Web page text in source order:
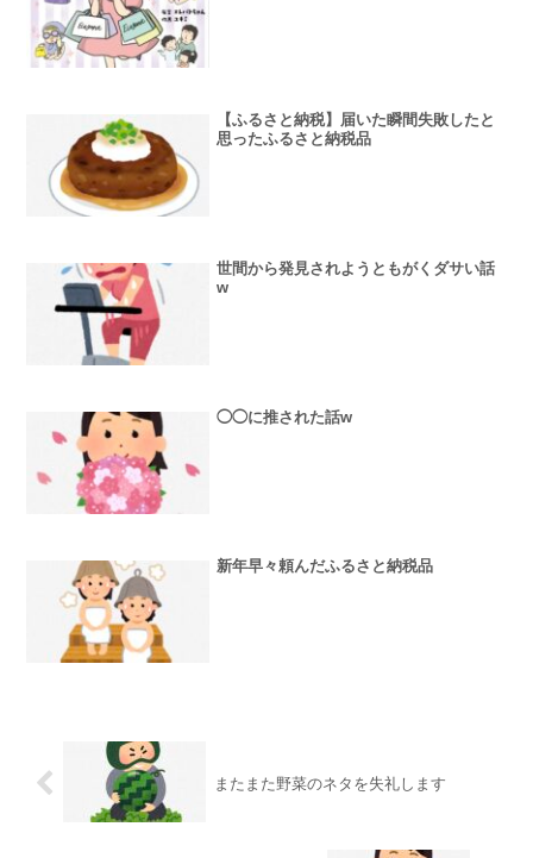
【ふるさと納税】届いた瞬間失敗したと
思ったふるさと納税品
世間から発見されようともがくダサい話
w
◯◯に推された話w
新年早々頼んだふるさと納税品
またまた野菜のネタを失礼します